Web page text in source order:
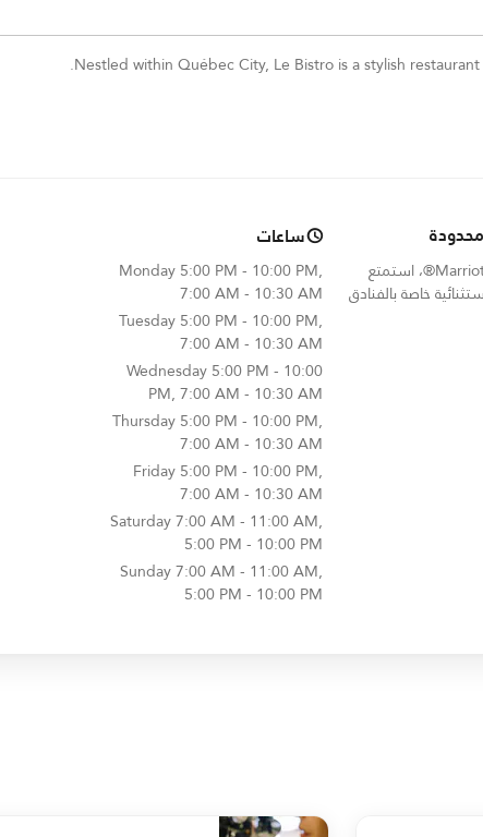
Nestled within Québec City, Le Bistro is a stylish
بصفتك عضوًا في برنامج Marriott Bonvoy®، استمتع
خاصة بالفنادق
ساعات
Monday5:00 PM - 10:00 PM,
7:00 AM - 10:30 AM
Tuesday5:00 PM - 10:00 PM,
7:00 AM - 10:30 AM
Wednesday5:00 PM - 10:00
PM, 7:00 AM - 10:30 AM
Thursday5:00 PM - 10:00 PM,
7:00 AM - 10:30 AM
Friday5:00 PM - 10:00 PM,
7:00 AM - 10:30 AM
Saturday7:00 AM - 11:00 AM,
5:00 PM - 10:00 PM
Sunday7:00 AM - 11:00 AM,
5:00 PM - 10:00 PM